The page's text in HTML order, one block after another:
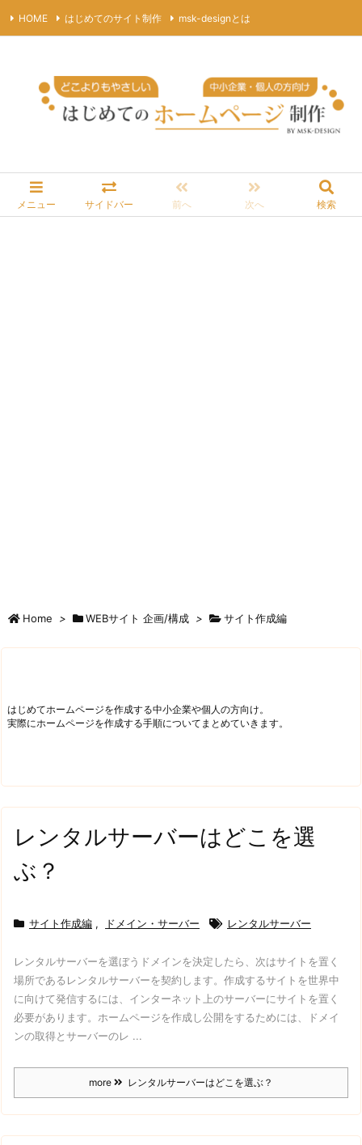
メニュー サイドバー 前へ 次へ 検索
HOME はじめてのサイト制作 msk-designとは
Feedly
Home > WEBサイト 企画/構成 > サイト作成編
はじめてホームページを作成する中小企業や個人の方向け。
実際にホームページを作成する手順についてまとめていきます。
レンタルサーバーはどこを選
ぶ？
サイト作成編 , ドメイン・サーバー レンタルサーバー
レンタルサーバーを選ぼう ドメインを決定したら、次はサイトを置く
場所であるレンタルサーバーを契約します。 作成するサイトを世界中
に向けて発信するには、インターネット上のサーバーにサイトを置く
必要があります。 ホームページを作成し公開をするためには、ドメイ
ンの取得とサーバーのレ ...
more レンタルサーバーはどこを選ぶ？